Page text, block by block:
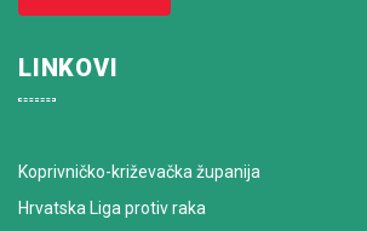
LINKOVI
Koprivničko-križevačka županija
Hrvatska Liga protiv raka